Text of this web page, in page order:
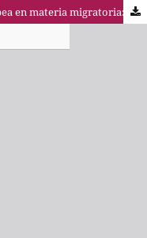
La acción exterior de la Unión Europea en materia migratoria: un problema de reparto de competencias